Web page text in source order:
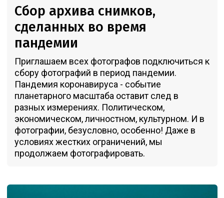
Сбор архива снимков,
сделанных во время
пандемии
Приглашаем всех фотографов подключиться к
сбору фотографий в период пандемии.
Пандемия коронавируса - событие
планетарного масштаба оставит след в
разных измерениях. Политическом,
экономическом, личностном, культурном. И в
фотографии, безусловно, особенно! Даже в
условиях жестких ограничений, мы
продолжаем фотографировать.